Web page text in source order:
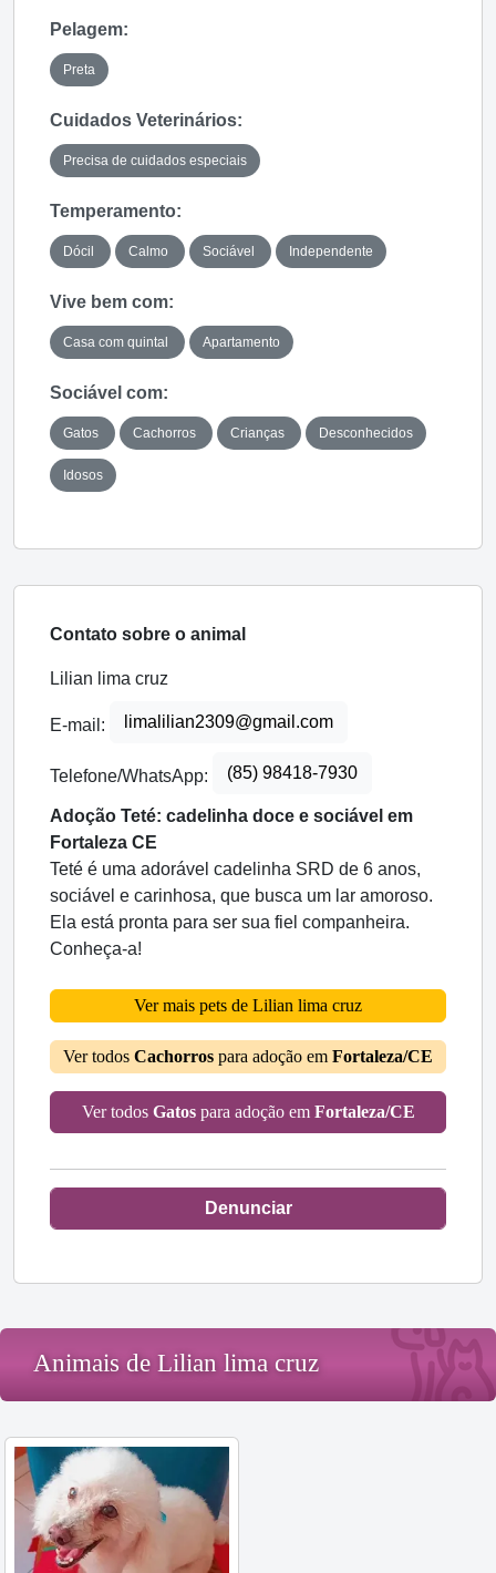
Pelagem:
Preta
Cuidados Veterinários:
Precisa de cuidados especiais
Temperamento:
Dócil Calmo Sociável Independente
Vive bem com:
Casa com quintal Apartamento
Sociável com:
Gatos Cachorros Crianças Desconhecidos
Idosos
Contato sobre o animal
Lilian lima cruz
E-mail: limalilian2309@gmail.com
Telefone/WhatsApp: (85) 98418-7930
Adoção Teté: cadelinha doce e sociável em
Fortaleza CE
Teté é uma adorável cadelinha SRD de 6 anos,
sociável e carinhosa, que busca um lar amoroso.
Ela está pronta para ser sua fiel companheira.
Conheça-a!
Ver mais pets de Lilian lima cruz
Ver todos Cachorros para adoção em Fortaleza/CE
Ver todos Gatospara adoção em Fortaleza/CE
Denunciar
Animais de Lilian lima cruz